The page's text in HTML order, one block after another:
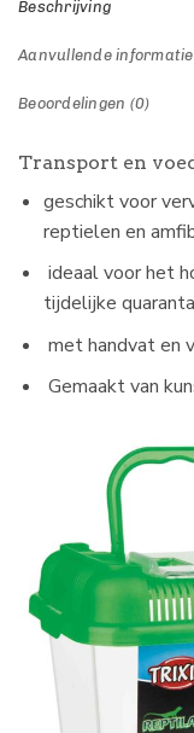
Beschrijving
Aanvullende informatie
Beoordelingen (0)
Transport en
geschikt voor
reptielen en
ideaal voor het
tijdelijke
met handvat en
Gemaakt van